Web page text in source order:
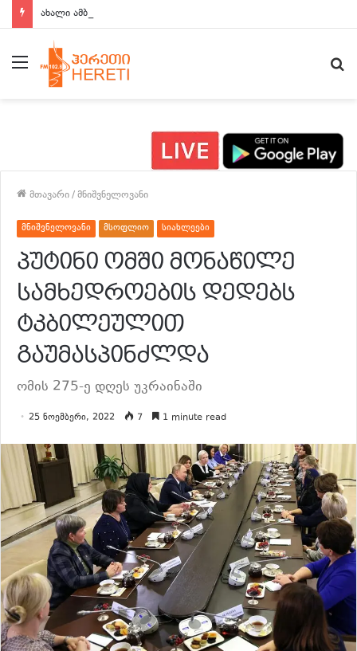
ახალი ამბები 15:00 საათზე
მენიუ
მთავარი/მნიშვნელოვანი
მნიშვნელოვანი მსოფლიო სიახლეები
პუტინი ომში მონაწილე
სამხედროების დედებს
ტკბილეულით
გაუმასპინძლდა
ომის 275-ე დღეს უკრაინაში
25 ნოემბერი, 2022 7 1 minute read